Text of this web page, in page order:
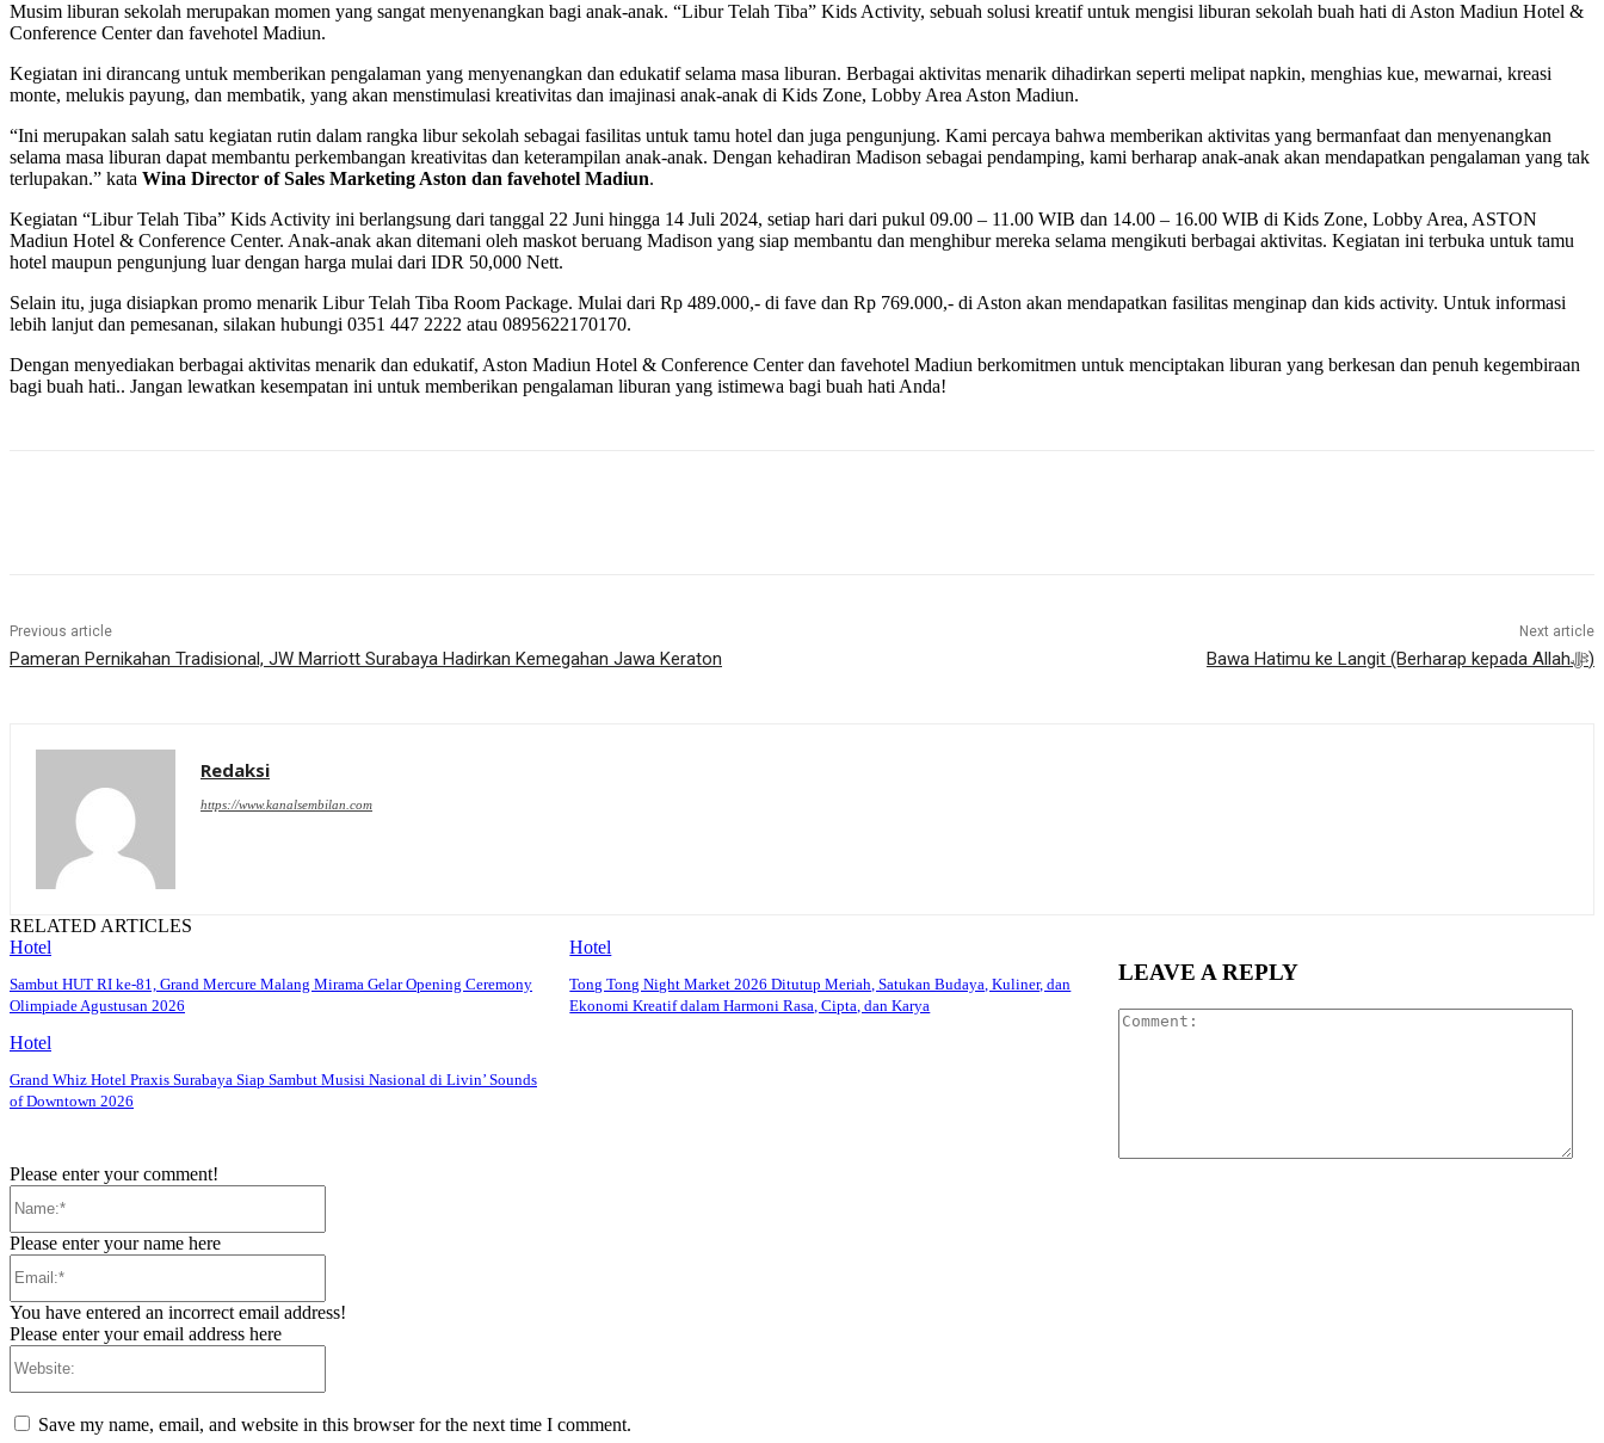
Musim liburan sekolah merupakan momen yang sangat menyenangkan bagi anak-anak. “Libur Telah Tiba” Kids Activity, sebuah solusi kreatif untuk mengisi liburan sekolah buah hati di Aston Madiun Hotel &
Conference Center dan favehotel Madiun.
Kegiatan ini dirancang untuk memberikan pengalaman yang menyenangkan dan edukatif selama masa liburan. Berbagai aktivitas menarik dihadirkan seperti melipat napkin, menghias kue, mewarnai, kreasi
monte, melukis payung, dan membatik, yang akan menstimulasi kreativitas dan imajinasi anak-anak di Kids Zone, Lobby Area Aston Madiun.
“Ini merupakan salah satu kegiatan rutin dalam rangka libur sekolah sebagai fasilitas untuk tamu hotel dan juga pengunjung. Kami percaya bahwa memberikan aktivitas yang bermanfaat dan menyenangkan
selama masa liburan dapat membantu perkembangan kreativitas dan keterampilan anak-anak. Dengan kehadiran Madison sebagai pendamping, kami berharap anak-anak akan mendapatkan pengalaman yang tak
terlupakan.” kata Wina Director of Sales Marketing Aston dan favehotel Madiun.
Kegiatan “Libur Telah Tiba” Kids Activity ini berlangsung dari tanggal 22 Juni hingga 14 Juli 2024, setiap hari dari pukul 09.00 – 11.00 WIB dan 14.00 – 16.00 WIB di Kids Zone, Lobby Area, ASTON
Madiun Hotel & Conference Center. Anak-anak akan ditemani oleh maskot beruang Madison yang siap membantu dan menghibur mereka selama mengikuti berbagai aktivitas. Kegiatan ini terbuka untuk tamu
hotel maupun pengunjung luar dengan harga mulai dari IDR 50,000 Nett.
Selain itu, juga disiapkan promo menarik Libur Telah Tiba Room Package. Mulai dari Rp 489.000,- di fave dan Rp 769.000,- di Aston akan mendapatkan fasilitas menginap dan kids activity. Untuk informasi
lebih lanjut dan pemesanan, silakan hubungi 0351 447 2222 atau 0895622170170.
Dengan menyediakan berbagai aktivitas menarik dan edukatif, Aston Madiun Hotel & Conference Center dan favehotel Madiun berkomitmen untuk menciptakan liburan yang berkesan dan penuh kegembiraan
bagi buah hati.. Jangan lewatkan kesempatan ini untuk memberikan pengalaman liburan yang istimewa bagi buah hati Anda!
Previous article
Pameran Pernikahan Tradisional, JW Marriott Surabaya Hadirkan Kemegahan Jawa Keraton
Next article
Bawa Hatimu ke Langit (Berharap kepada Allahﷻ)
Redaksi
https://www.kanalsembilan.com
RELATED ARTICLES
Hotel
Sambut HUT RI ke-81, Grand Mercure Malang Mirama Gelar Opening Ceremony
Olimpiade Agustusan 2026
Hotel
Tong Tong Night Market 2026 Ditutup Meriah, Satukan Budaya, Kuliner, dan
Ekonomi Kreatif dalam Harmoni Rasa, Cipta, dan Karya
Hotel
Grand Whiz Hotel Praxis Surabaya Siap Sambut Musisi Nasional di Livin’ Sounds
of Downtown 2026
LEAVE A REPLY
Please enter your comment!
Please enter your name here
You have entered an incorrect email address!
Please enter your email address here
Save my name, email, and website in this browser for the next time I comment.